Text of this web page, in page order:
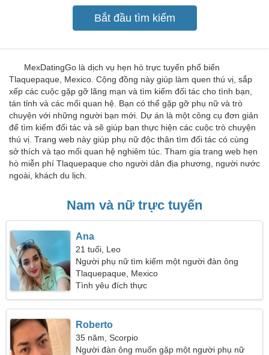
MexDatingGo là dịch vụ hẹn hò trực tuyến phổ biến
Tlaquepaque, Mexico. Cộng đồng này giúp làm quen thú vị, sắp
xếp các cuộc gặp gỡ lãng mạn và tìm kiếm đối tác cho tình bạn,
tán tỉnh và các mối quan hệ. Bạn có thể gặp gỡ phụ nữ và trò
chuyện với những người bạn mới. Dự án là một công cụ đơn giản
để tìm kiếm đối tác và sẽ giúp bạn thực hiện các cuộc trò chuyện
thú vị. Trang web này giúp phụ nữ độc thân tìm đối tác có cùng
sở thích và tạo mối quan hệ nghiêm túc. Tham gia trang web hẹn
hò miễn phí Tlaquepaque cho người dân địa phương, người nước
ngoài, khách du lịch.
Nam và nữ trực tuyến
Ana
21 tuổi, Leo
Người phụ nữ tìm kiếm một người đàn ông
Tlaquepaque, Mexico
Tình yêu đích thực
Roberto
35 năm, Scorpio
Người đàn ông muốn gặp một người phụ nữ